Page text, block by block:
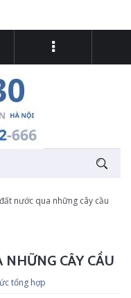
nước qua những cây cầu
CÂY CẦU
tổng hợp